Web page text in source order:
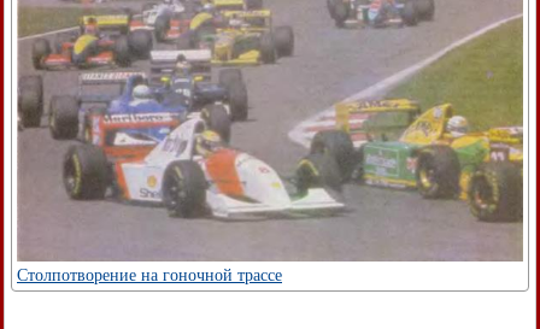
Столпотворение на гоночной трассе